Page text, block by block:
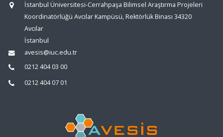
İstanbul Üniversitesi-Cerrahpaşa Bilimsel Araştırma Projeleri
Koordinatörlüğü Avcılar Kampüsü, Rektörlük Binası 34320
Avcılar
İstanbul
avesis@iuc.edu.tr
0212 404 03 00
0212 404 07 01